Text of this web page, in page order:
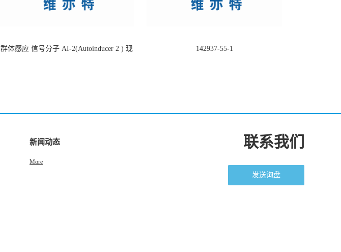
群体感应 信号分子 AI-2(Autoinducer 2 ) 现
142937-55-1
新闻动态
More
联系我们
发送询盘